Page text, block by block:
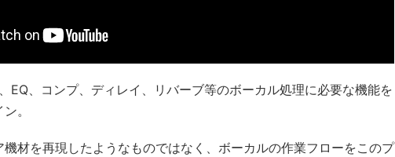
EQ、コンプ、ディレイ、リバーブ等のボーカル処理に必要な機能を
。
材を再現したようなものではなく、ボーカルの作業フローをこのプ